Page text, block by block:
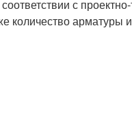
с
количество арматуры